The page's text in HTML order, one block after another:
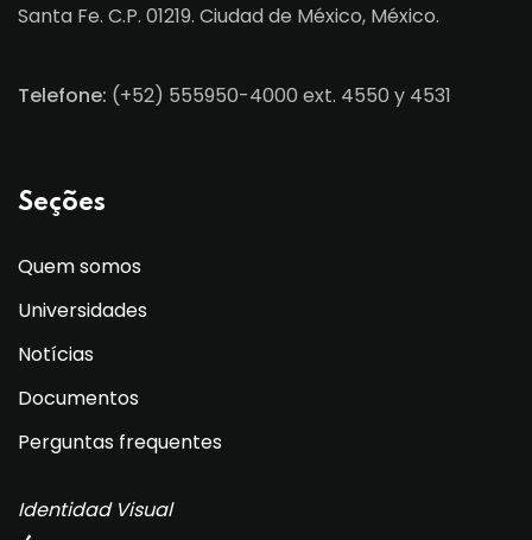
Santa Fe. C.P. 01219. Ciudad de México, México.
Telefone: (+52) 555950-4000 ext. 4550 y 4531
Seções
Quem somos
Universidades
Notícias
Documentos
Perguntas frequentes
Identidad Visual